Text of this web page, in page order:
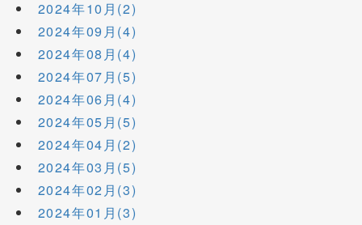
2024年10月(2)
2024年09月(4)
2024年08月(4)
2024年07月(5)
2024年06月(4)
2024年05月(5)
2024年04月(2)
2024年03月(5)
2024年02月(3)
2024年01月(3)